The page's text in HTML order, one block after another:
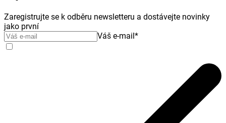
Zaregistrujte se k odběru newsletteru a dostávejte novinky
jako první
Váš e-mail *